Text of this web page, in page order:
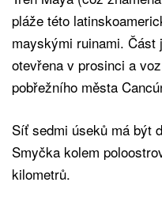
pláže této
mayskými ruinami.
otevřena v prosinci a
pobřežního města
Síť sedmi úseků má být
Smyčka kolem
kilometrů.